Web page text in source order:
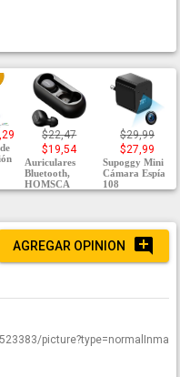
$22,47
$19,54
Auriculares
Bluetooth,
HOMSCA
$29,99
$27,99
Supoggy Mini
Cámara Espía
108
AGREGAR OPINION
Inma